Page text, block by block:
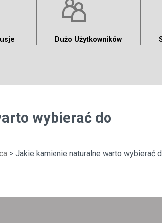
Dużo Użytkowników
wybierać do
> Jakie kamienie naturalne warto wybierać